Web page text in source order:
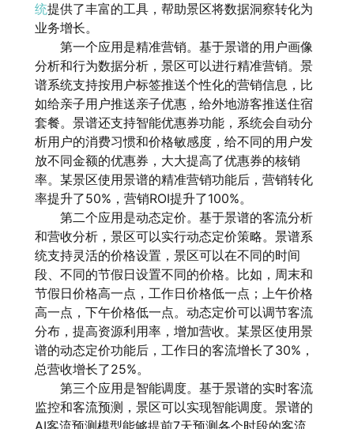
统提供了丰富的工具，帮助景区将数据洞察转化为
业务增长。
第一个应用是精准营销。基于景谱的用户画像
分析和行为数据分析，景区可以进行精准营销。景
谱系统支持按用户标签推送个性化的营销信息，比
如给亲子用户推送亲子优惠，给外地游客推送住宿
套餐。景谱还支持智能优惠券功能，系统会自动分
析用户的消费习惯和价格敏感度，给不同的用户发
放不同金额的优惠券，大大提高了优惠券的核销
率。某景区使用景谱的精准营销功能后，营销转化
率提升了50%，营销ROI提升了100%。
第二个应用是动态定价。基于景谱的客流分析
和营收分析，景区可以实行动态定价策略。景谱系
统支持灵活的价格设置，景区可以在不同的时间
段、不同的节假日设置不同的价格。比如，周末和
节假日价格高一点，工作日价格低一点；上午价格
高一点，下午价格低一点。动态定价可以调节客流
分布，提高资源利用率，增加营收。某景区使用景
谱的动态定价功能后，工作日的客流增长了30%，
总营收增长了25%。
第三个应用是智能调度。基于景谱的实时客流
监控和客流预测，景区可以实现智能调度。景谱的
AI客流预测模型能够提前7天预测各个时段的客流，